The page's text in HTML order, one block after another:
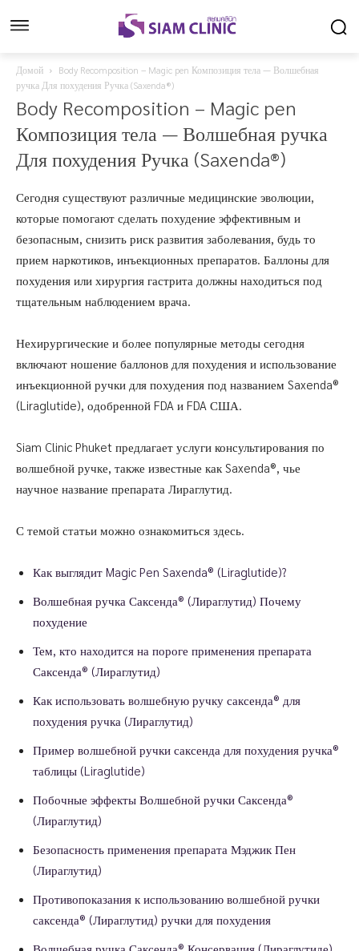
Домой
Body Recomposition – Magic pen Композиция тела — Волшебная
ручка Для похудения Ручка (Saxenda®)
Body Recomposition – Magic pen
Композиция тела — Волшебная ручка
Для похудения Ручка (Saxenda®)
Сегодня существуют различные медицинские эволюции,
которые помогают сделать похудение эффективным и
безопасным, снизить риск развития заболевания, будь то
прием наркотиков, инъекционных препаратов. Баллоны для
похудения или хирургия гастрита должны находиться под
тщательным наблюдением врача.
Нехирургические и более популярные методы сегодня
включают ношение баллонов для похудения и использование
инъекционной ручки для похудения под названием Saxenda®
(Liraglutide), одобренной FDA и FDA США.
Siam Clinic Phuket предлагает услуги консультирования по
волшебной ручке, также известные как Saxenda®, чье
научное название препарата Лираглутид.
С темой статьи можно ознакомиться здесь.
Как выглядит Magic Pen Saxenda® (Liraglutide)?
Волшебная ручка Саксенда® (Лираглутид) Почему
похудение
Тем, кто находится на пороге применения препарата
Саксенда® (Лираглутид)
Как использовать волшебную ручку саксенда® для
похудения ручка (Лираглутид)
Пример волшебной ручки саксенда для похудения ручка®
таблицы (Liraglutide)
Побочные эффекты Волшебной ручки Саксенда®
(Лираглутид)
Безопасность применения препарата Мэджик Пен
(Лираглутид)
Противопоказания к использованию волшебной ручки
саксенда® (Лираглутид) ручки для похудения